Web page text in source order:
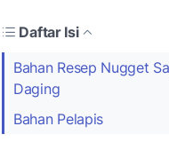
Daftar Isi
Bahan Resep Nugget
Daging
Bahan Pelapis